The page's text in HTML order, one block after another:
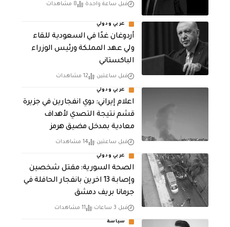
قبل ساعة واحدة 8 مشاهدات
عربي ودولي
أردوغان غدًا في السعودية للقاء
ولي عهد المملكة ورئيس الوزراء
الباكستاني
قبل ساعتين 12 مشاهدات
عربي ودولي
اعلام إيراني: دوي انفجارين في جزيرة
قشم نتيجة التصدي لأهداف
معادية بمدخل مضيق هرمز
قبل ساعتين 14 مشاهدات
عربي ودولي
الصحة السورية: مقتل شخصين
وإصابة 13 اخرين بانفجار الحافلة في
جرمانا بريف دمشق
قبل 3 ساعات 11 مشاهدات
سياسة